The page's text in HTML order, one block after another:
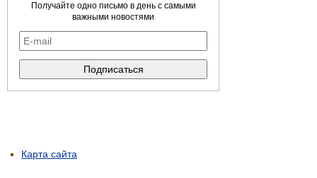
Получайте одно письмо в день с самыми
важными новостями
Карта сайта